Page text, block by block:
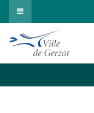
Passer
au
contenu